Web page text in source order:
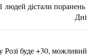
людей дістали
буде +30,